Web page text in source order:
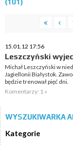
(101)
15.01.12 17:56
Leszczyński
Michał Leszczyński w
Jagiellonii Białystok.
będzie trenował pięć dni.
Komentarzy: 1 »
WYSZUKIWARKA
Kategorie